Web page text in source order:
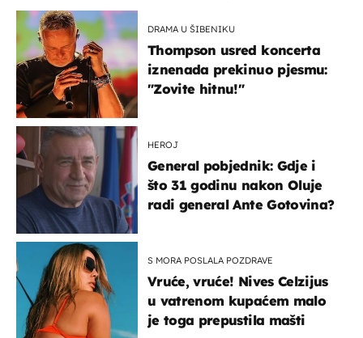
DRAMA U ŠIBENIKU
Thompson usred koncerta
iznenada prekinuo pjesmu:
"Zovite hitnu!"
HEROJ
General pobjednik: Gdje i
što 31 godinu nakon Oluje
radi general Ante Gotovina?
S MORA POSLALA POZDRAVE
Vruće, vruće! Nives Celzijus
u vatrenom kupaćem malo
je toga prepustila mašti